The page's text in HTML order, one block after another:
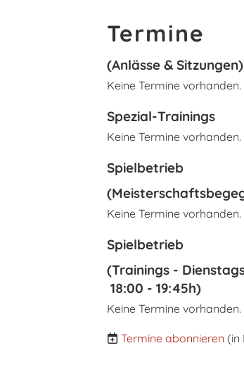
Termine
(Anlässe & Sitzungen)
Keine Termine vorhanden.
Spezial-Trainings
Keine Termine vorhanden.
Spielbetrieb
Keine Termine vorhanden.
Spielbetrieb
(Trainings -
18:00 - 19:45h)
Keine Termine vorhanden.
Termine abonnieren (in